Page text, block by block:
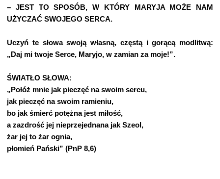
– JEST TO SPOSÓB, W KTÓRY MARYJA MOŻE NAM
UŻYCZAĆ SWOJEGO SERCA.
Uczyń te słowa swoją własną, częstą i gorącą modlitwą:
„Daj mi twoje Serce, Maryjo, w zamian za moje!”.
ŚWIATŁO SŁOWA:
„Połóż mnie jak pieczęć na swoim sercu,
jak pieczęć na swoim ramieniu,
bo jak śmierć potężna jest miłość,
a zazdrość jej nieprzejednana jak Szeol,
żar jej to żar ognia,
płomień Pański” (PnP 8,6)